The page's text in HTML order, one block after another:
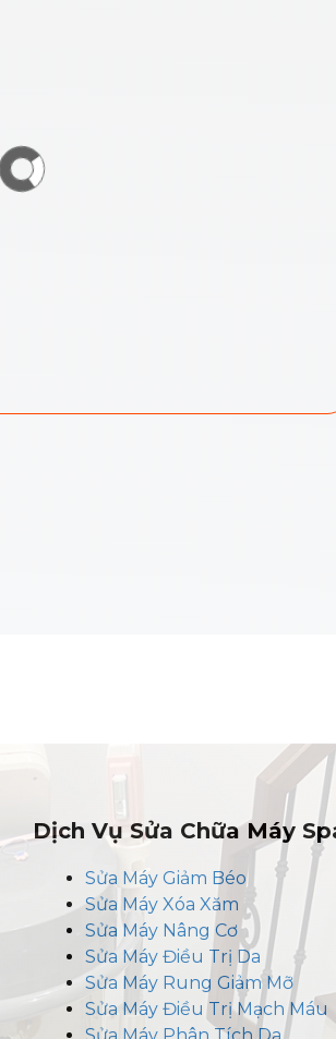
Dịch Vụ Sửa Chữa Máy
Sửa Máy Giảm Béo
Sửa Máy Xóa Xăm
Sửa Máy Nâng Cơ
Sửa Máy Điều Trị Da
Sửa Máy Rung Giảm Mỡ
Sửa Máy Điều Trị Mạch Máu